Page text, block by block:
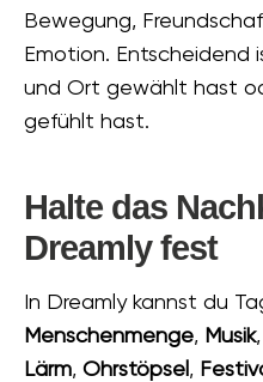
Bewegung,
Emotion. Entscheidend
und Ort gewählt hast
gefühlt hast.
Halte das
Dreamly fest
In Dreamly kannst du
Menschenmenge, Musik,
Lärm, Ohrstöpsel ,